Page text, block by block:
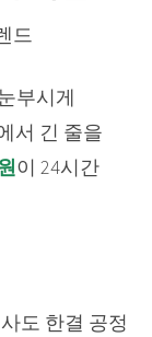
부시게
서 긴 줄을
이 24시간
도 한결 공정